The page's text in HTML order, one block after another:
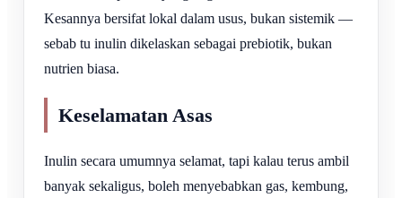
Kesannya bersifat lokal dalam usus, bukan sistemik —
sebab tu inulin dikelaskan sebagai prebiotik, bukan
nutrien biasa.
Keselamatan Asas
Inulin secara umumnya selamat, tapi kalau terus ambil
banyak sekaligus, boleh menyebabkan gas, kembung,